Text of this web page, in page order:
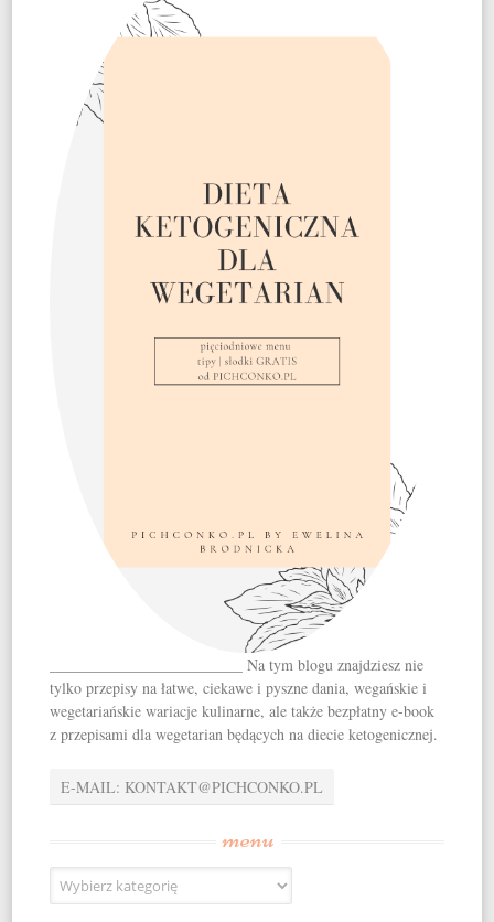
_________________________ Na tym blogu znajdziesz nie
tylko przepisy na łatwe, ciekawe i pyszne dania, wegańskie i
wegetariańskie wariacje kulinarne, ale także bezpłatny e-book
z przepisami dla wegetarian będących na diecie ketogenicznej.
E-MAIL: KONTAKT@PICHCONKO.PL
menu
menu